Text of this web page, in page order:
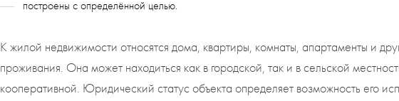
построены с определённой целью.
К жилой недвижимости относятся дома, квартиры, комнаты, апартаменты и
проживания. Она может находиться как в городской, так и в сельской
кооперативной. Юридический статус объекта определяет возможность его